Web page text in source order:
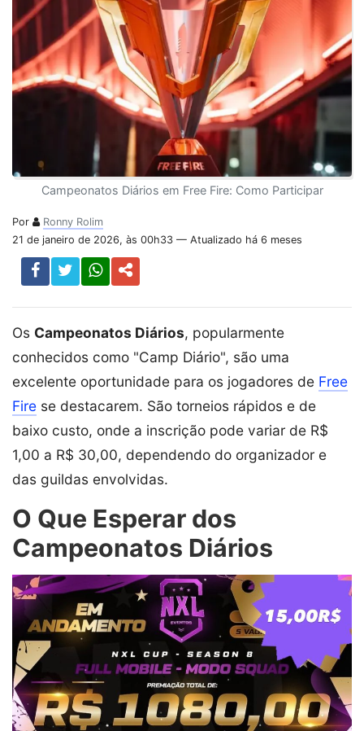
Campeonatos Diários em Free Fire: Como Participar
Por
Ronny Rolim
21 de janeiro de 2026, às 00h33 — Atualizado há 6 meses
Os Campeonatos Diários, popularmente
conhecidos como "Camp Diário", são uma
excelente oportunidade para os jogadores de Free
Fire se destacarem. São torneios rápidos e de
baixo custo, onde a inscrição pode variar de R$
1,00 a R$ 30,00, dependendo do organizador e
das guildas envolvidas.
O Que Esperar dos
Campeonatos Diários